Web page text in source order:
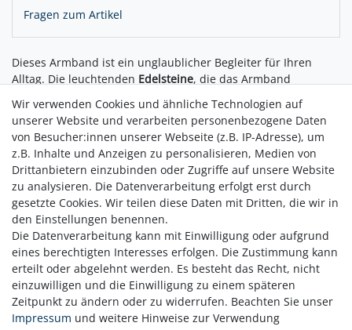
Fragen zum Artikel
Dieses Armband ist ein unglaublicher Begleiter für Ihren
Alltag. Die leuchtenden Edelsteine, die das Armband
(ca. Ø 12 mm) wird nachgesagt, Einfluss auf Ihre Seele zu
nehmen und ist einem der siebenChakrendes Körpers
zugeordnet.
Zahlung
Versand
Wir verwenden Cookies und ähnliche Technologien auf
unserer Website und verarbeiten personenbezogene Daten
von Besucher:innen unserer Webseite (z.B. IP-Adresse), um
z.B. Inhalte und Anzeigen zu personalisieren, Medien von
Drittanbietern einzubinden oder Zugriffe auf unsere Website
zu analysieren. Die Datenverarbeitung erfolgt erst durch
gesetzte Cookies. Wir teilen diese Daten mit Dritten, die wir in
den Einstellungen benennen.
Die Datenverarbeitung kann mit Einwilligung oder aufgrund
eines berechtigten Interesses erfolgen. Die Zustimmung kann
erteilt oder abgelehnt werden. Es besteht das Recht, nicht
einzuwilligen und die Einwilligung zu einem späteren
Zeitpunkt zu ändern oder zu widerrufen. Beachten Sie unser
Impressum und weitere Hinweise zur Verwendung